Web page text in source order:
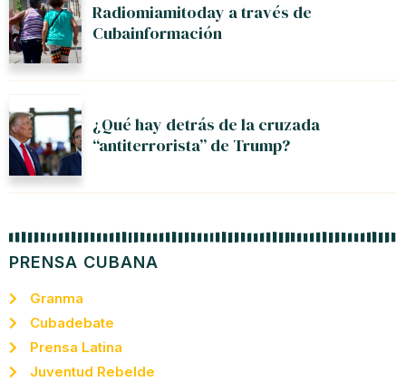
Radiomiamitoday a través de
Cubainformación
¿Qué hay detrás de la cruzada
“antiterrorista” de Trump?
PRENSA CUBANA
Granma
Cubadebate
Prensa Latina
Juventud Rebelde